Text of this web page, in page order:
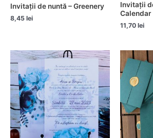
Invitații de nuntă – Greenery
8,45 lei
Invitații
Calendar
11,70 lei